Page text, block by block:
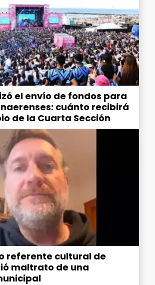
el envío de fondos para
cuánto recibirá
de la Cuarta Sección
referente cultural de
maltrato de una